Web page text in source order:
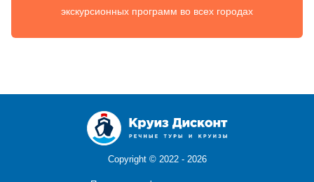
экскурсионных программ во всех городах
Copyright © 2022 - 2026